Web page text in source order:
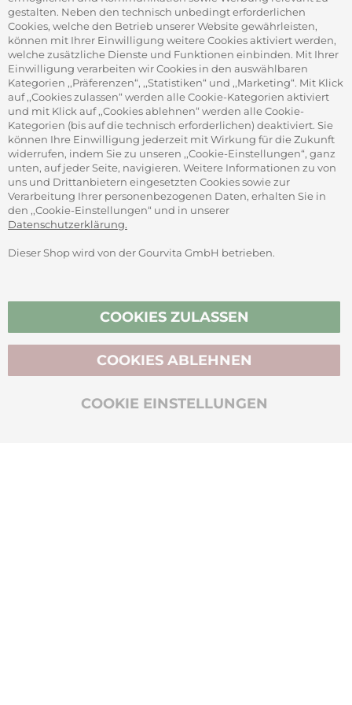
ADRESSE
Gourvita GmbH
Adam-Opel-Str. 19
63322 Rödermark
SICHER ZAHLEN
Vertrag widerrufen
BIO-ZERTIFIZIERT
gestalten. Neben den technisch unbedingt erforderlichen
Cookies, welche den Betrieb unserer Website gewährleisten,
können mit Ihrer Einwilligung weitere Cookies aktiviert werden,
welche zusätzliche Dienste und Funktionen einbinden. Mit Ihrer
Einwilligung verarbeiten wir Cookies in den auswählbaren
Kategorien ,,Präferenzen“, ,,Statistiken“ und ,,Marketing“. Mit Klick
auf ,,Cookies zulassen“ werden alle Cookie-Kategorien aktiviert
und mit Klick auf ,,Cookies ablehnen“ werden alle Cookie-
Kategorien (bis auf die technisch erforderlichen) deaktiviert. Sie
können Ihre Einwilligung jederzeit mit Wirkung für die Zukunft
widerrufen, indem Sie zu unseren ,,Cookie-Einstellungen“, ganz
unten, auf jeder Seite, navigieren. Weitere Informationen zu von
uns und Drittanbietern eingesetzten Cookies sowie zur
Verarbeitung Ihrer personenbezogenen Daten, erhalten Sie in
den ,,Cookie-Einstellungen“ und in unserer
Datenschutzerklärung.
Dieser Shop wird von der Gourvita GmbH betrieben.
COOKIES ZULASSEN
COOKIE EINSTELLUNGEN
COOKIES ABLEHNEN